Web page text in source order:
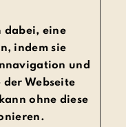
dabei, eine
indem sie
und
Webseite
ohne diese